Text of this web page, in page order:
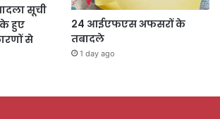
सूची
के हुए
से
24 आईएफएस अफसरों के
तबादले
1 day ago